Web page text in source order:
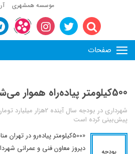
موسسه همشهری
صفحات
500کیلومتر پیاده‌راه هموار می‌شود
شهرداری در بودجه سال آینده
پیش‌بینی کرده است
بودجه
«500کیلومتر پیاده‌رو در
دیروز معاون فنی و عمرانی